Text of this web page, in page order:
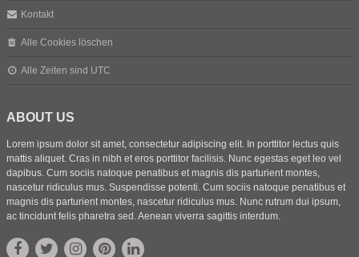
Kontakt
Alle Cookies löschen
Alle Zeiten sind UTC
ABOUT US
Lorem ipsum dolor sit amet, consectetur adipiscing elit. In porttitor lectus quis
mattis aliquet. Cras in nibh et eros porttitor facilisis. Nunc egestas eget leo vel
dapibus. Cum sociis natoque penatibus et magnis dis parturient montes,
nascetur ridiculus mus. Suspendisse potenti. Cum sociis natoque penatibus et
magnis dis parturient montes, nascetur ridiculus mus. Nunc rutrum dui ipsum,
ac tincidunt felis pharetra sed. Aenean viverra sagittis interdum.